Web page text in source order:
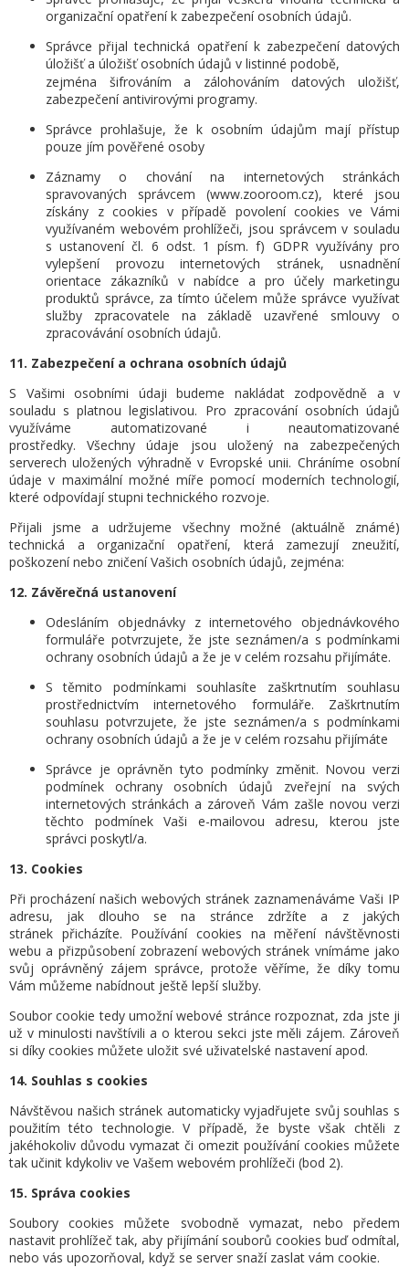
organizační opatření k zabezpečení osobních údajů.
Správce přijal technická opatření k zabezpečení datových
úložišť a úložišť osobních údajů v listinné podobě,
zejména šifrováním a zálohováním datových uložišť,
zabezpečení antivirovými programy.
Správce prohlašuje, že k osobním údajům mají přístup
pouze jím pověřené osoby
Záznamy o chování na internetových stránkách
spravovaných správcem (www.zooroom.cz), které jsou
získány z cookies v případě povolení cookies ve Vámi
využívaném webovém prohlížeči, jsou správcem v souladu
s ustanovení čl. 6 odst. 1 písm. f) GDPR využívány pro
vylepšení provozu internetových stránek, usnadnění
orientace zákazníků v nabídce a pro účely marketingu
produktů správce, za tímto účelem může správce využívat
služby zpracovatele na základě uzavřené smlouvy o
zpracovávání osobních údajů.
11. Zabezpečení a ochrana osobních údajů
S Vašimi osobními údaji budeme nakládat zodpovědně a v
souladu s platnou legislativou. Pro zpracování osobních údajů
využíváme automatizované i neautomatizované
prostředky. Všechny údaje jsou uložený na zabezpečených
serverech uložených výhradně v Evropské unii. Chráníme osobní
údaje v maximální možné míře pomocí moderních technologií,
které odpovídají stupni technického rozvoje.
Přijali jsme a udržujeme všechny možné (aktuálně známé)
technická a organizační opatření, která zamezují zneužití,
poškození nebo zničení Vašich osobních údajů, zejména:
12. Závěrečná ustanovení
Odesláním objednávky z internetového objednávkového
formuláře potvrzujete, že jste seznámen/a s podmínkami
ochrany osobních údajů a že je v celém rozsahu přijímáte.
S těmito podmínkami souhlasíte zaškrtnutím souhlasu
prostřednictvím internetového formuláře. Zaškrtnutím
souhlasu potvrzujete, že jste seznámen/a s podmínkami
ochrany osobních údajů a že je v celém rozsahu přijímáte
Správce je oprávněn tyto podmínky změnit. Novou verzi
podmínek ochrany osobních údajů zveřejní na svých
internetových stránkách a zároveň Vám zašle novou verzi
těchto podmínek Vaši e-mailovou adresu, kterou jste
správci poskytl/a.
13. Cookies
Při procházení našich webových stránek zaznamenáváme Vaši IP
adresu, jak dlouho se na stránce zdržíte a z jakých
stránek přicházíte. Používání cookies na měření návštěvnosti
webu a přizpůsobení zobrazení webových stránek vnímáme jako
svůj oprávněný zájem správce, protože věříme, že díky tomu
Vám můžeme nabídnout ještě lepší služby.
Soubor cookie tedy umožní webové stránce rozpoznat, zda jste ji
už v minulosti navštívili a o kterou sekci jste měli zájem. Zároveň
si díky cookies můžete uložit své uživatelské nastavení apod.
14. Souhlas s cookies
Návštěvou našich stránek automaticky vyjadřujete svůj souhlas s
použitím této technologie. V případě, že byste však chtěli z
jakéhokoliv důvodu vymazat či omezit používání cookies můžete
tak učinit kdykoliv ve Vašem webovém prohlížeči (bod 2).
15. Správa cookies
Soubory cookies můžete svobodně vymazat, nebo předem
nastavit prohlížeč tak, aby přijímání souborů cookies buď odmítal,
nebo vás upozorňoval, když se server snaží zaslat vám cookie.